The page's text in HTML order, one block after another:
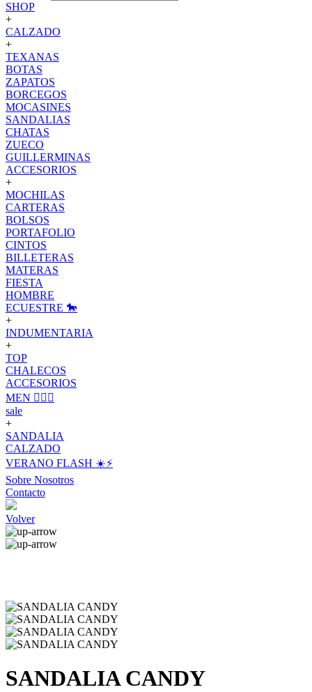
SHOP
+
CALZADO
+
TEXANAS
BOTAS
ZAPATOS
BORCEGOS
MOCASINES
SANDALIAS
CHATAS
ZUECO
GUILLERMINAS
ACCESORIOS
+
MOCHILAS
CARTERAS
BOLSOS
PORTAFOLIO
CINTOS
BILLETERAS
MATERAS
FIESTA
HOMBRE
ECUESTRE 🐎
+
INDUMENTARIA
+
TOP
CHALECOS
ACCESORIOS
MEN 🙋🏽‍♂️
sale
+
SANDALIA
CALZADO
VERANO FLASH ☀️⚡️
Sobre Nosotros
Contacto
Volver
SANDALIA CANDY